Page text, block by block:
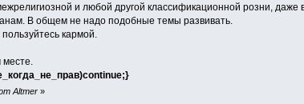
и любой другой классификационной розни,
В общем не надо подобные темы развивать.
кармой.
Altmer »